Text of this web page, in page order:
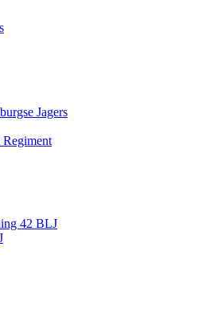
Jagers
42 BLJ